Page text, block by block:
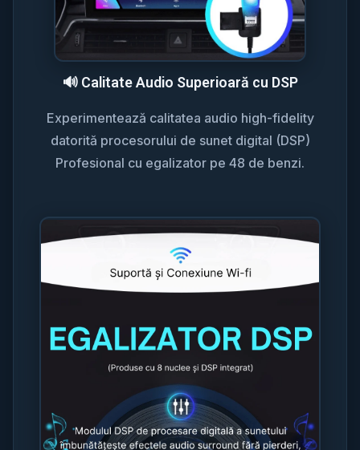
🔊 Calitate Audio Superioară cu DSP
Experimentează calitatea audio high-fidelity
datorită procesorului de sunet digital (DSP)
Profesional cu egalizator pe 48 de benzi.